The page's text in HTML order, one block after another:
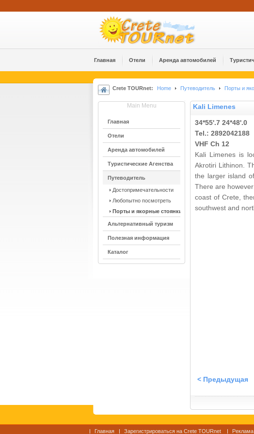
Главная Отели Аренда автомобилей
Crete TOURnet: Home Путеводитель Порты и
Main Menu
Главная
Отели
Аренда автомобилей
Туристические Агенства
Путеводитель
Достопримечательности
Любопытно посмотреть
Порты и якорные стоянки
Альтернативный туризм
Полезная информация
Каталог
Kali Limenes
34*55'.7 24*48'.0
Tel.: 2892042188
VHF Ch 12
Kali Limenes is
Akrotiri Lithinon.
the larger island
There are
coast of Crete,
southwest and
< Предыдущая
Главная Зарегистрироваться на Crete TOURnet Реклама